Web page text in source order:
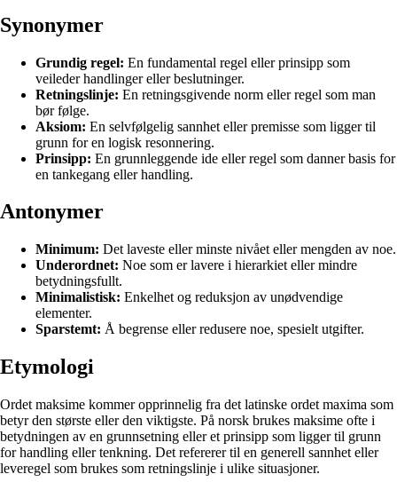
Synonymer
Grundig regel: En fundamental regel eller prinsipp som
veileder handlinger eller beslutninger.
Retningslinje: En retningsgivende norm eller regel som man
bør følge.
Aksiom: En selvfølgelig sannhet eller premisse som ligger til
grunn for en logisk resonnering.
Prinsipp: En grunnleggende ide eller regel som danner basis for
en tankegang eller handling.
Antonymer
Minimum: Det laveste eller minste nivået eller mengden av noe.
Underordnet: Noe som er lavere i hierarkiet eller mindre
betydningsfullt.
Minimalistisk: Enkelhet og reduksjon av unødvendige
elementer.
Sparstemt: Å begrense eller redusere noe, spesielt utgifter.
Etymologi
Ordet maksime kommer opprinnelig fra det latinske ordet maxima som
betyr den største eller den viktigste. På norsk brukes maksime ofte i
betydningen av en grunnsetning eller et prinsipp som ligger til grunn
for handling eller tenkning. Det refererer til en generell sannhet eller
leveregel som brukes som retningslinje i ulike situasjoner.